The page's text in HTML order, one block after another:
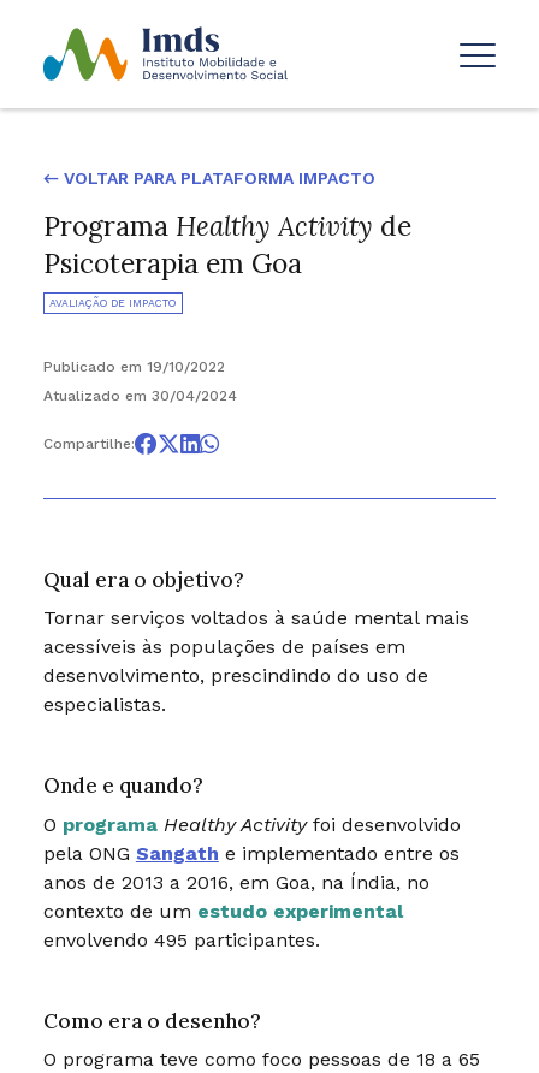
← VOLTAR PARA PLATAFORMA IMPACTO
Programa Healthy Activity de
Psicoterapia em Goa
AVALIAÇÃO DE IMPACTO
Publicado em 19/10/2022
Atualizado em 30/04/2024
Compartilhe:
Qual era o objetivo?
Tornar serviços voltados à saúde mental mais
acessíveis às populações de países em
desenvolvimento, prescindindo do uso de
especialistas.
Onde e quando?
O programa Healthy Activityfoi desenvolvido
pela ONG Sangath e implementado entre os
anos de 2013 a 2016, em Goa, na Índia, no
contexto de um estudo experimental
envolvendo 495 participantes.
Como era o desenho?
O programa teve como foco pessoas de 18 a 65